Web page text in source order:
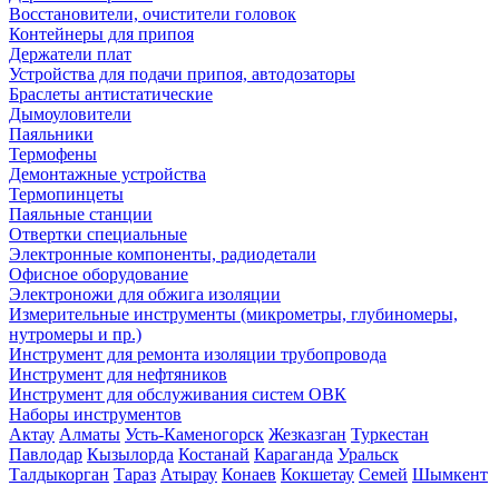
Восстановители, очистители головок
Контейнеры для припоя
Держатели плат
Устройства для подачи припоя, автодозаторы
Браслеты антистатические
Дымоуловители
Паяльники
Термофены
Демонтажные устройства
Термопинцеты
Паяльные станции
Отвертки специальные
Электронные компоненты, радиодетали
Офисное оборудование
Электроножи для обжига изоляции
Измерительные инструменты (микрометры, глубиномеры,
нутромеры и пр.)
Инструмент для ремонта изоляции трубопровода
Инструмент для нефтяников
Инструмент для обслуживания систем ОВК
Наборы инструментов
Актау Алматы Усть-Каменогорск Жезказган Туркестан
Павлодар Кызылорда Костанай Караганда Уральск
Талдыкорган Тараз Атырау Конаев Кокшетау Семей Шымкент